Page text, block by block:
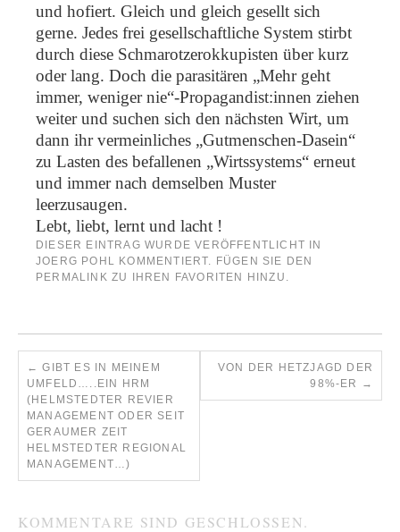
und hofiert. Gleich und gleich gesellt sich
gerne. Jedes frei gesellschaftliche System stirbt
durch diese Schmarotzerokkupisten über kurz
oder lang. Doch die parasitären „Mehr geht
immer, weniger nie“-Propagandist:innen ziehen
weiter und suchen sich den nächsten Wirt, um
dann ihr vermeinliches „Gutmenschen-Dasein“
zu Lasten des befallenen „Wirtssystems“ erneut
und immer nach demselben Muster
leerzusaugen.
Lebt, liebt, lernt und lacht !
DIESER EINTRAG WURDE VERÖFFENTLICHT IN
JOERG POHL KOMMENTIERT. FÜGEN SIE DEN
PERMALINK ZU IHREN FAVORITEN HINZU.
← GIBT ES IN MEINEM
UMFELD…..EIN HRM
(HELMSTEDTER REVIER
MANAGEMENT ODER SEIT
GERAUMER ZEIT
HELMSTEDTER REGIONAL
MANAGEMENT…)
VON DER HETZJAGD DER
98%-ER
→
KOMMENTARE SIND GESCHLOSSEN.